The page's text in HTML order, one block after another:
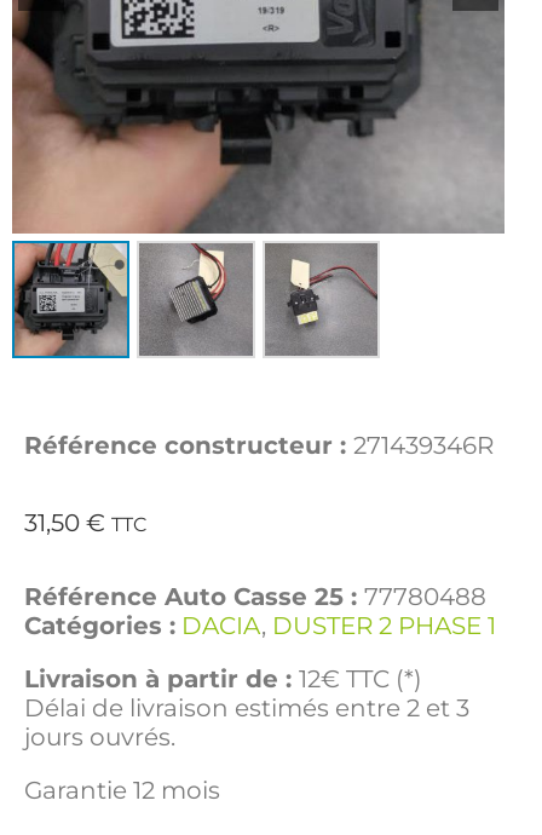
Référence constructeur : 271439346R
31,50 € TTC
Référence Auto Casse 25 : 77780488
Catégories : DACIA, DUSTER 2 PHASE 1
Livraison à partir de : 12€ TTC (*)
Délai de livraison estimés entre 2 et 3
jours ouvrés.
Garantie 12 mois